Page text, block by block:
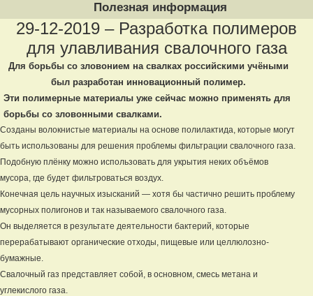
Полезная информация
29-12-2019 – Разработка полимеров
для улавливания свалочного газа
Для борьбы со зловонием на свалках российскими учёными
был разработан инновационный полимер.
Эти полимерные материалы уже сейчас можно применять для
борьбы со зловонными свалками.
Созданы волокнистые материалы на основе полилактида, которые могут
быть использованы для решения проблемы фильтрации свалочного газа.
Подобную плёнку можно использовать для укрытия неких объёмов
мусора, где будет фильтроваться воздух.
Конечная цель научных изысканий — хотя бы частично решить проблему
мусорных полигонов и так называемого свалочного газа.
Он выделяется в результате деятельности бактерий, которые
перерабатывают органические отходы, пищевые или целлюлозно-
бумажные.
Свалочный газ представляет собой, в основном, смесь метана и
углекислого газа.